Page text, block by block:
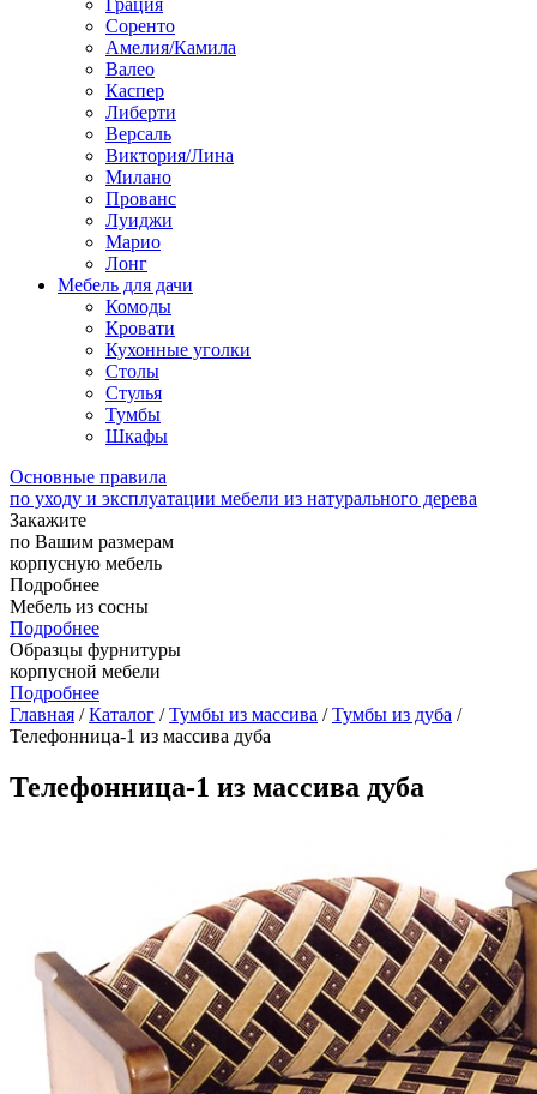
Грация
Соренто
Амелия/Камила
Валео
Каспер
Либерти
Версаль
Виктория/Лина
Милано
Прованс
Луиджи
Марио
Лонг
Мебель для дачи
Комоды
Кровати
Кухонные уголки
Столы
Стулья
Тумбы
Шкафы
Основные правила
по уходу и эксплуатации мебели из натурального дерева
Закажите
по Вашим размерам
корпусную мебель
Подробнее
Мебель из сосны
Подробнее
Образцы фурнитуры
корпусной мебели
Подробнее
Главная /Каталог /Тумбы из массива /Тумбы из дуба /
Телефонница-1 из массива дуба
Телефонница-1 из массива дуба